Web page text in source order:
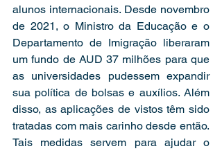
alunos internacionais. Desde novembro
de 2021, o Ministro da Educação e o
Departamento de Imigração liberaram
um fundo de AUD 37 milhões para que
as universidades pudessem expandir
sua política de bolsas e auxílios. Além
disso, as aplicações de vistos têm sido
tratadas com mais carinho desde então.
Tais medidas servem para ajudar o